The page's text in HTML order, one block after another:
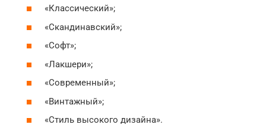
«Классический»;
«Скандинавский»;
«Софт»;
«Лакшери»;
«Современный»;
«Винтажный»;
«Стиль высокого дизайна».